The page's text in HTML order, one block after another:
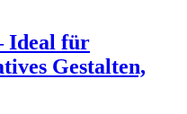
Ideal für
Gestalten,